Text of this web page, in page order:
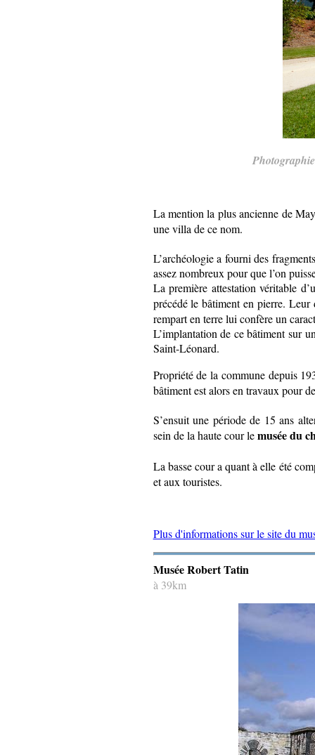
La mention la plus ancienne de
une villa de ce nom.
L’archéologie a fourni des
assez nombreux pour que l’on
La première attestation véritable
précédé le bâtiment en pierre. Leur
rempart en terre lui confère un
L’implantation de ce bâtiment sur
Saint-Léonard.
Propriété de la commune depuis
bâtiment est alors en travaux pour
S’ensuit une période de 15 ans
sein de la haute cour lemusée du
La basse cour a quant à elle été
et aux touristes.
Plus d'informations sur le site du
Musée Robert Tatin
à 39km